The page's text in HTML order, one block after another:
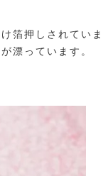
箔押しされていま
漂っています。